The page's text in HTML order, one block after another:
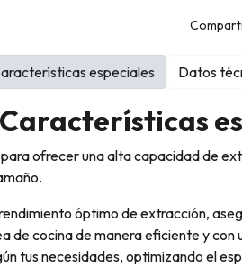
Características
ofrecer una alta capacidad de
óptimo de extracción,
de cocina de manera eficiente y
tus necesidades, optimizando el
especiales Datos